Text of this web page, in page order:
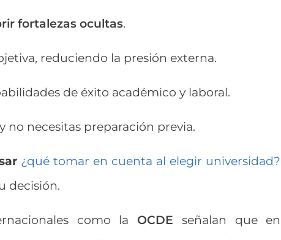
fortalezas ocultas.
reduciendo la presión externa.
de éxito académico y laboral.
no necesitas preparación previa.
¿qué tomar en cuenta al elegir universidad?
decisión.
como laOCDE señalan que en